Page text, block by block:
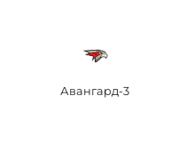
Авангард-3